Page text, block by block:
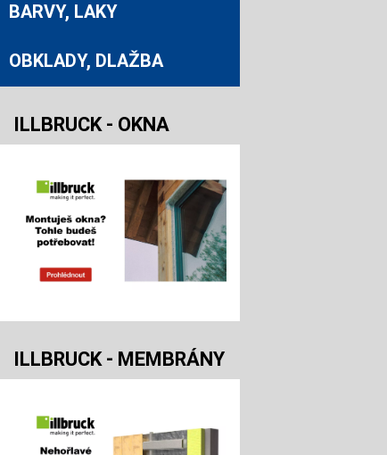
BARVY, LAKY
OBKLADY, DLAŽBA
ILLBRUCK - OKNA
ILLBRUCK - MEMBRÁNY